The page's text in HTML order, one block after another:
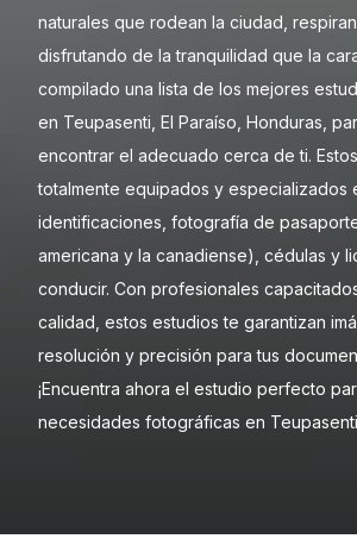
naturales que rodean la ciudad,
disfrutando de la tranquilidad que la
compilado una lista de los mejores
en Teupasenti, El Paraíso, Honduras,
encontrar el adecuado cerca de ti.
totalmente equipados y especializados
identificaciones, fotografía de
americana y la canadiense), cédulas y
conducir. Con profesionales
calidad, estos estudios te garantizan
resolución y precisión para tus
¡Encuentra ahora el estudio perfecto
necesidades fotográficas en